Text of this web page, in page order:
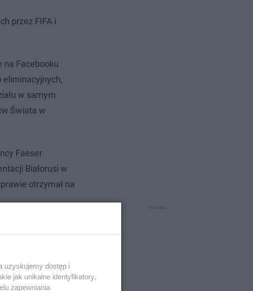
przez FIFA i
na Facebooku
eliminacyjnych,
w samym
Świata w
Faeser
Białorusi w
otrzymał na
uzyskujemy dostęp i
jak unikalne identyfikatory,
zapewniania